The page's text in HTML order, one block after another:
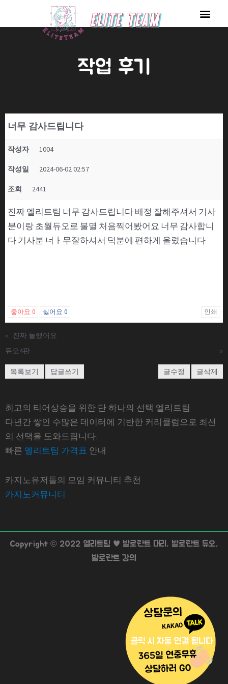
작업 후기
너무 감사드립니다
작성자 1004
작성일 2024-06-02 02:57
조회 2441
진짜 엘리트팀 너무 감사드립니다 배정 잘해주셔서 기사
분이랑 초월듀오로 불멸 처음찍어봤어요 너무 감사합니
다 기사분 너ㅏ무잘하셔서 덕분에 편하게 올렸습니다
좋아요 0 싫어요 0 인쇄
«
진짜 놀랬어요
듀오4판
»
목록보기 답글쓰기 글수정 글삭제
최고의 티어상승을 위한 단 하나의 선택 엘리트팀
다년간 쌓인 수많은 데이터에 기반한 커리큘럼으로 최선
의 선택을 도와드립니다.
빠른 엘리트팀 가격표 안내
카지노유저들의 모임 커뮤니티 추천
카지노커뮤니티
Copyright © 2022 엘리트팀 ♥ 발로란트 대리, 발로란트 듀오,
발로란트 강의